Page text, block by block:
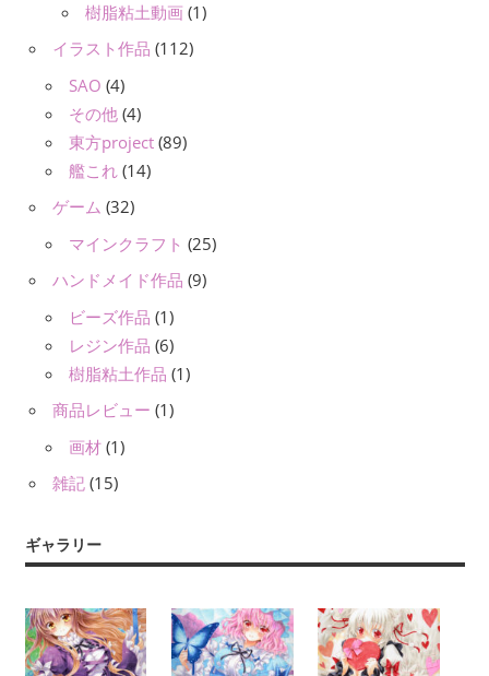
樹脂粘土動画 (1)
イラスト作品 (112)
SAO (4)
その他 (4)
東方project (89)
艦これ (14)
ゲーム (32)
マインクラフト (25)
ハンドメイド作品 (9)
ビーズ作品 (1)
レジン作品 (6)
樹脂粘土作品 (1)
商品レビュー (1)
画材 (1)
雑記 (15)
ギャラリー